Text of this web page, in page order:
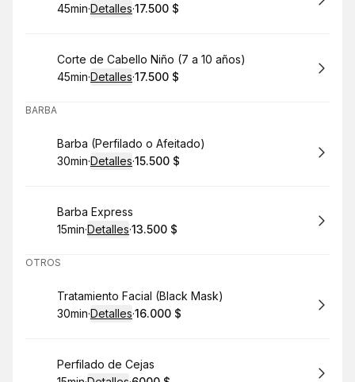
.Duración:
45min·Detalles·
.Precio
17.500 $
Reservar
Corte de Cabello Niño (7 a 10 años)
.Duración:
45min·Detalles·
.Precio
17.500 $
BARBA
Reservar
Barba (Perfilado o Afeitado)
.Duración:
30min·Detalles·
.Precio
15.500 $
Reservar
Barba Express
.Duración:
15min·Detalles·
.Precio
13.500 $
OTROS
Reservar
Tratamiento Facial (Black Mask)
.Duración:
30min·Detalles·
.Precio:
16.000 $
Reservar
Perfilado de Cejas